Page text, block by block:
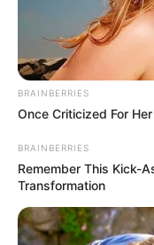
MÁS DE
BRAINBERRIES
Once Criticized For
BRAINBERRIES
Remember This Kick-
Transformation